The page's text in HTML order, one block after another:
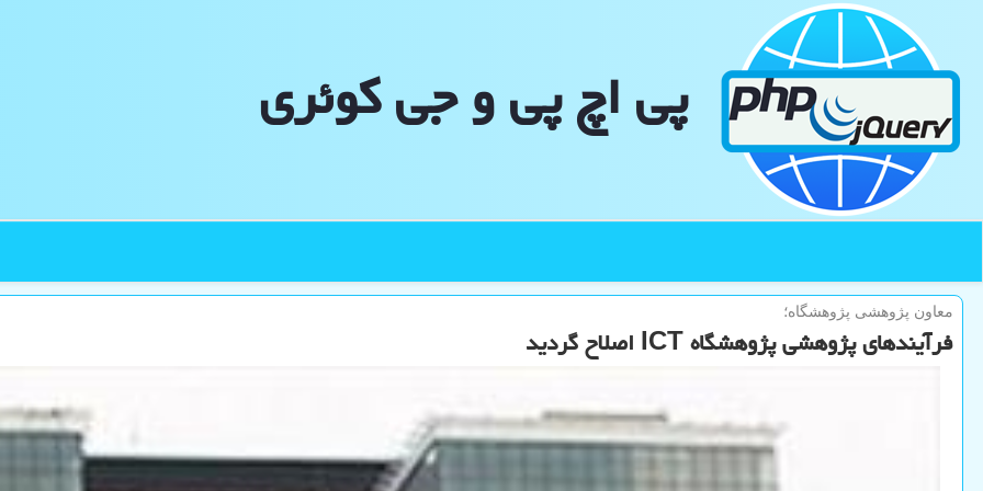
پی اچ پی و جی كوئری
معاون پژوهشی پژوهشگاه؛
فرآیندهای پژوهشی پژوهشگاه ICT اصلاح گردید